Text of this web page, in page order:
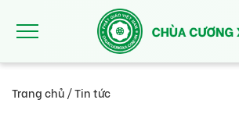
Trang chủ /Tin tức